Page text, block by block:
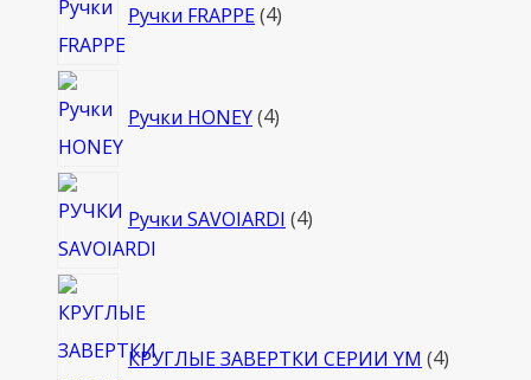
Ручки FRAPPE 4товара
Ручки HONEY 4товара
Ручки SAVOIARDI 4товара
КРУГЛЫЕ ЗАВЕРТКИ СЕРИИ YM 4